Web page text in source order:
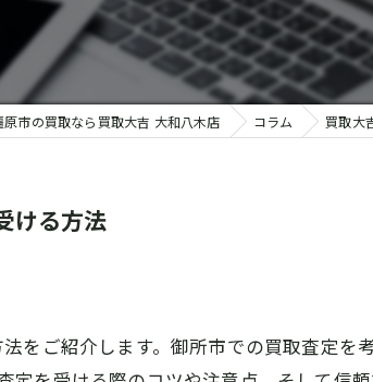
時計
金
原市の買取なら買取大吉 大和八木店 コラム 買取大
ける方法
をご紹介します。御所市での買取査定を